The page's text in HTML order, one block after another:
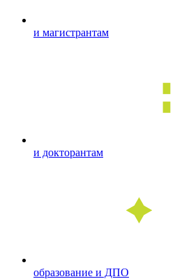
и магистрантам
и докторантам
образование и ДПО